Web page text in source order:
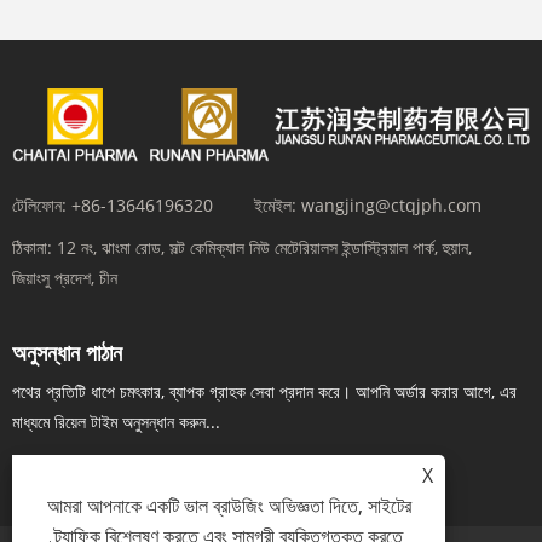
টেলিফোন: +86-13646196320 ইমেইল: wangjing@ctqjph.com
ঠিকানা: 12 নং, ঝাংমা রোড, সল্ট কেমিক্যাল নিউ মেটেরিয়ালস ইন্ডাস্ট্রিয়াল পার্ক, হুয়ান,
জিয়াংসু প্রদেশ, চীন
অনুসন্ধান পাঠান
পথের প্রতিটি ধাপে চমৎকার, ব্যাপক গ্রাহক সেবা প্রদান করে। আপনি অর্ডার করার আগে, এর
মাধ্যমে রিয়েল টাইম অনুসন্ধান করুন...
X
আমরা আপনাকে একটি ভাল ব্রাউজিং অভিজ্ঞতা দিতে, সাইটের
ট্র্যাফিক বিশ্লেষণ করতে এবং সামগ্রী ব্যক্তিগতকৃত করতে